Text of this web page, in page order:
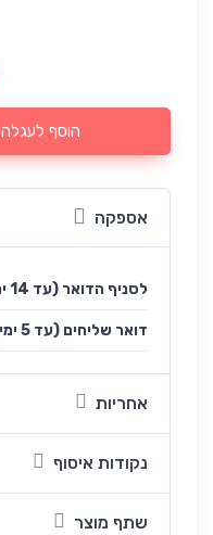
הוסף לעגלה
אספקה
לסניף הדואר (עד 14 ימי עסקים)
(עד 5 ימי עסקים) דואר שליחים
אחריות
נקודות איסוף
שתף מוצר